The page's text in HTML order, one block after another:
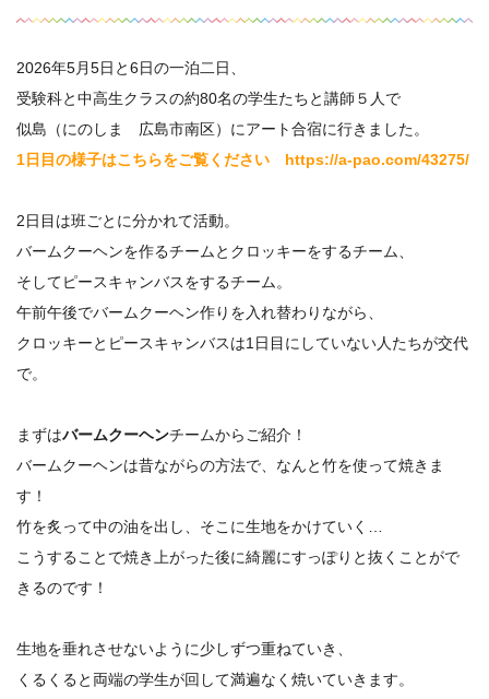
2026年5月5日と6日の一泊二日、
受験科と中高生クラスの約80名の学生たちと講師５人で
似島（にのしま 広島市南区）にアート合宿に行きました。
1日目の様子はこちらをご覧ください https://a-pao.com/43275/
2日目は班ごとに分かれて活動。
バームクーヘンを作るチームとクロッキーをするチーム、
そしてピースキャンバスをするチーム。
午前午後でバームクーヘン作りを入れ替わりながら、
クロッキーとピースキャンバスは1日目にしていない人たちが交代
で。
まずはバームクーヘンチームからご紹介！
バームクーヘンは昔ながらの方法で、なんと竹を使って焼きま
す！
竹を炙って中の油を出し、そこに生地をかけていく…
こうすることで焼き上がった後に綺麗にすっぽりと抜くことがで
きるのです！
生地を垂れさせないように少しずつ重ねていき、
くるくると両端の学生が回して満遍なく焼いていきます。